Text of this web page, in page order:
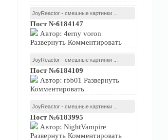
JoyReactor - смешные картинки ...
Пост №6184147
Автор: 4erny voron
Развернуть Комментировать
JoyReactor - смешные картинки ...
Пост №6184109
Автор: rbb01 Развернуть
Комментировать
JoyReactor - смешные картинки ...
Пост №6183995
Автор: NightVampire
Развернуть Комментировать